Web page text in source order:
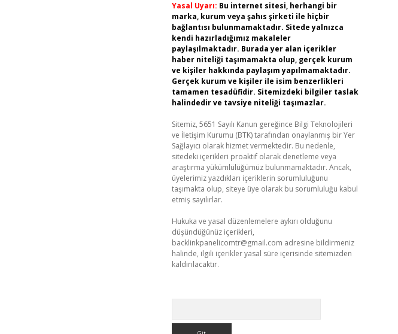
Yasal Uyarı: Bu internet sitesi, herhangi bir
marka, kurum veya şahıs şirketi ile hiçbir
bağlantısı bulunmamaktadır. Sitede yalnızca
kendi hazırladığımız makaleler
paylaşılmaktadır. Burada yer alan içerikler
haber niteliği taşımamakta olup, gerçek kurum
ve kişiler hakkında paylaşım yapılmamaktadır.
Gerçek kurum ve kişiler ile isim benzerlikleri
tamamen tesadüfidir. Sitemizdeki bilgiler taslak
halindedir ve tavsiye niteliği taşımazlar.
Sitemiz, 5651 Sayılı Kanun gereğince Bilgi Teknolojileri
ve İletişim Kurumu (BTK) tarafından onaylanmış bir Yer
Sağlayıcı olarak hizmet vermektedir. Bu nedenle,
sitedeki içerikleri proaktif olarak denetleme veya
araştırma yükümlülüğümüz bulunmamaktadır. Ancak,
üyelerimiz yazdıkları içeriklerin sorumluluğunu
taşımakta olup, siteye üye olarak bu sorumluluğu kabul
etmiş sayılırlar.
Hukuka ve yasal düzenlemelere aykırı olduğunu
düşündüğünüz içerikleri,
backlinkpanelicomtr@gmail.com adresine bildirmeniz
halinde, ilgili içerikler yasal süre içerisinde sitemizden
kaldırılacaktır.